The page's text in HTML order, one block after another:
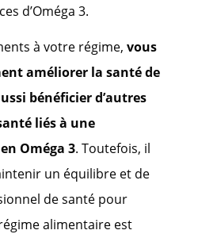
d’Oméga 3.
à votre régime, vous
améliorer la santé de
bénéficier d’autres
liés à une
Oméga 3. Toutefois, il
un équilibre et de
de santé pour
alimentaire est